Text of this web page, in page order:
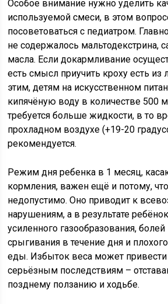
Особое внимание нужно уделить
используемой смеси, в этом
посоветоваться с педиатром.
не содержалось мальтодекстрина,
масла. Если докармливание
есть смысл приучить кроху есть из
этим, детям на искусственном
кипячёную воду в количестве 500
требуется больше жидкости, в то
прохладном воздухе (+19-20
рекомендуется.
Режим дня ребенка в 1 месяц,
кормления, важен ещё и потому,
недопустимо. Оно приводит к
нарушениям, а в результате
усиленного газообразования,
срыгивания в течение дня и
еды. Избыток веса может привести
серьёзным последствиям –
позднему ползанию и ходьбе.